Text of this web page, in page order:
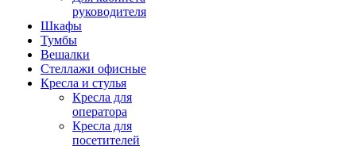
руководителя
Шкафы
Тумбы
Вешалки
Стеллажи офисные
Кресла и стулья
Кресла для
оператора
Кресла для
посетителей